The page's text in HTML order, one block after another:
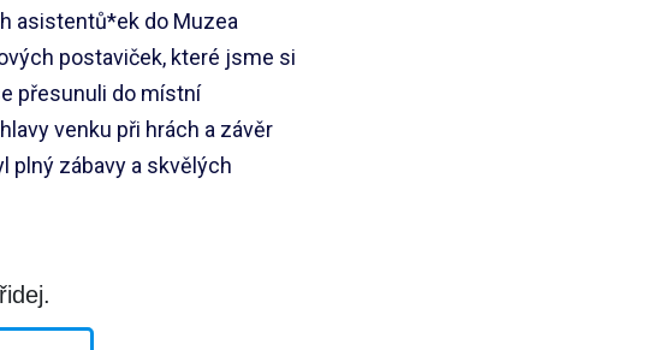
asistentů*ek do Muzea
postaviček, které jsme si
přesunuli do místní
venku při hrách a závěr
plný zábavy a skvělých